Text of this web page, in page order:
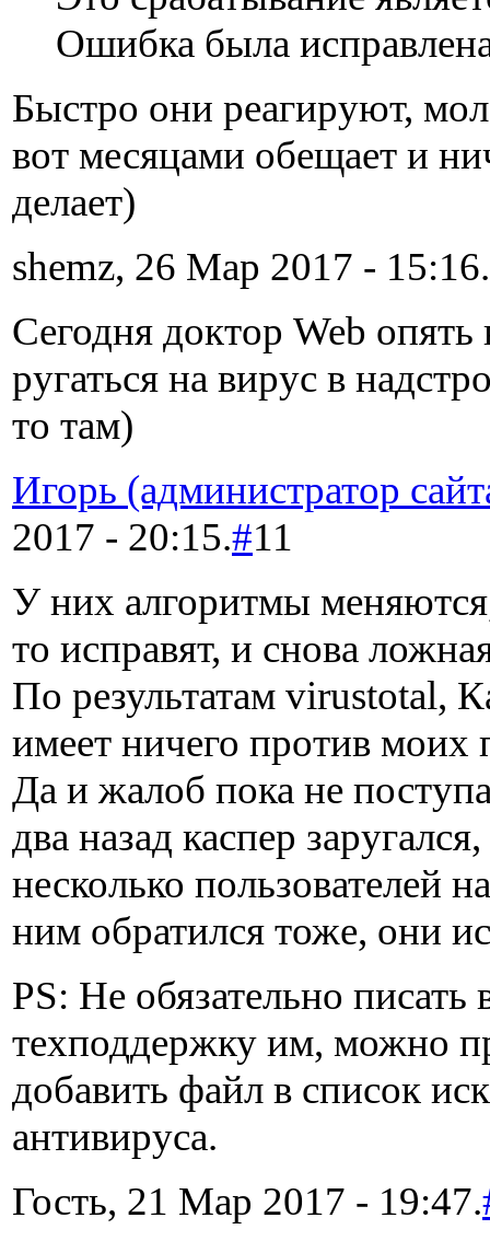
Ошибка была
Быстро они реагируют,
вот месяцами обещает и
делает)
shemz, 26 Мар 2017 - 15:16.
Сегодня доктор Web опять
ругаться на вирус в
то там)
Игорь (администратор
2017 - 20:15.#11
У них алгоритмы
то исправят, и снова
По результатам virustotal,
имеет ничего против моих
Да и жалоб пока не
два назад каспер
несколько пользователей
ним обратился тоже, они
PS: Не обязательно писать
техподдержку им, можно
добавить файл в список
антивируса.
Гость, 21 Мар 2017 - 19:47.